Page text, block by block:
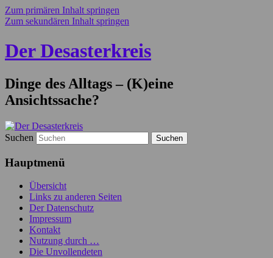
Zum primären Inhalt springen
Zum sekundären Inhalt springen
Der Desasterkreis
Dinge des Alltags – (K)eine
Ansichtssache?
Suchen
Hauptmenü
Übersicht
Links zu anderen Seiten
Der Datenschutz
Impressum
Kontakt
Nutzung durch …
Die Unvollendeten